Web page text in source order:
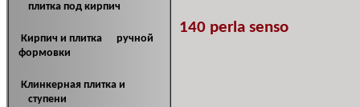
плитка под кирпич
Кирпич и плитка ручной
формовки
Клинкерная плитка и
ступени
140 perla senso